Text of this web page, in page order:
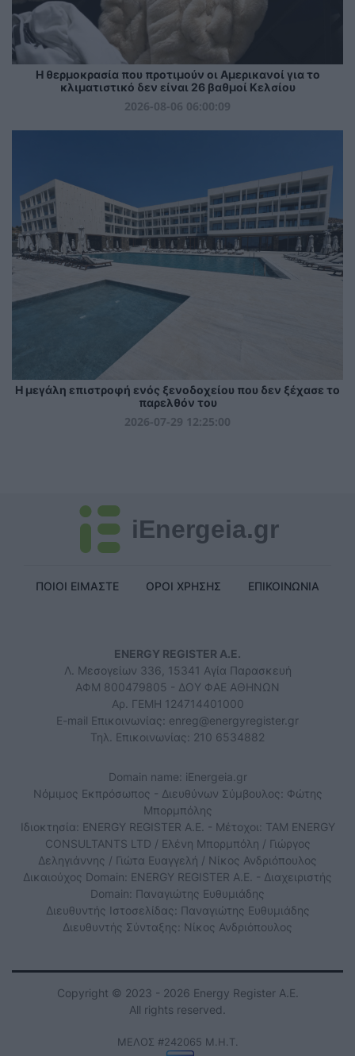
Η θερμοκρασία που προτιμούν οι Αμερικανοί για το
κλιματιστικό δεν είναι 26 βαθμοί Κελσίου
2026-08-06 06:00:09
Η μεγάλη επιστροφή ενός ξενοδοχείου που δεν ξέχασε το
παρελθόν του
2026-07-29 12:25:00
iEnergeia.gr
ΠΟΙΟΙ ΕΙΜΑΣΤΕ ΟΡΟΙ ΧΡΗΣΗΣ ΕΠΙΚΟΙΝΩΝΙΑ
ENERGY REGISTER Α.Ε.
Λ. Μεσογείων 336, 15341 Αγία Παρασκευή
ΑΦΜ 800479805 - ΔΟΥ ΦΑΕ ΑΘΗΝΩΝ
Αρ. ΓΕΜΗ 124714401000
E-mail Επικοινωνίας: enreg@energyregister.gr
Τηλ. Επικοινωνίας: 210 6534882
Domain name: iEnergeia.gr
Νόμιμος Εκπρόσωπος - Διευθύνων Σύμβουλος: Φώτης
Μπορμπόλης
Ιδιοκτησία: ENERGY REGISTER Α.Ε. - Μέτοχοι: TAM ENERGY
CONSULTANTS LTD / Ελένη Μπορμπόλη / Γιώργος
Δεληγιάννης / Γιώτα Ευαγγελή / Νίκος Ανδριόπουλος
Δικαιούχος Domain: ENERGY REGISTER Α.Ε. - Διαχειριστής
Domain: Παναγιώτης Ευθυμιάδης
Διευθυντής Ιστοσελίδας: Παναγιώτης Ευθυμιάδης
Διευθυντής Σύνταξης: Νίκος Ανδριόπουλος
Copyright © 2023 - 2026 Energy Register Α.Ε.
All rights reserved.
ΜΕΛΟΣ #242065 Μ.Η.Τ.